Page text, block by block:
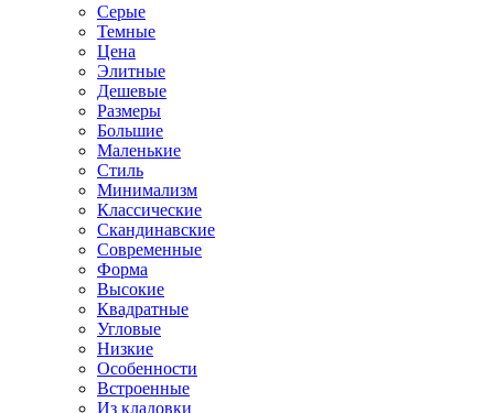
Серые
Темные
Цена
Элитные
Дешевые
Размеры
Большие
Маленькие
Стиль
Минимализм
Классические
Скандинавские
Современные
Форма
Высокие
Квадратные
Угловые
Низкие
Особенности
Встроенные
Из кладовки